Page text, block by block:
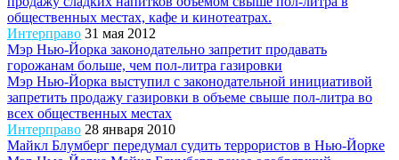
общественных местах, кафе и кинотеатрах.
Интерправо 31 мая 2012
Мэр Нью-Йорка законодательно запретит продавать
горожанам больше, чем пол-литра газировки
Мэр Нью-Йорка выступил с законодательной инициативой
запретить продажу газировки в объеме свыше пол-литра во
всех общественных местах
Интерправо 28 января 2010
Майкл Блумберг передумал судить террористов в Нью-Йорке